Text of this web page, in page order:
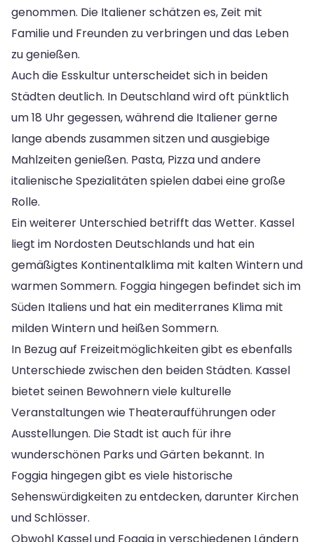
genommen. Die Italiener schätzen es, Zeit mit
Familie und Freunden zu verbringen und das Leben
zu genießen.
Auch die Esskultur unterscheidet sich in beiden
Städten deutlich. In Deutschland wird oft pünktlich
um 18 Uhr gegessen, während die Italiener gerne
lange abends zusammen sitzen und ausgiebige
Mahlzeiten genießen. Pasta, Pizza und andere
italienische Spezialitäten spielen dabei eine große
Rolle.
Ein weiterer Unterschied betrifft das Wetter. Kassel
liegt im Nordosten Deutschlands und hat ein
gemäßigtes Kontinentalklima mit kalten Wintern und
warmen Sommern. Foggia hingegen befindet sich im
Süden Italiens und hat ein mediterranes Klima mit
milden Wintern und heißen Sommern.
In Bezug auf Freizeitmöglichkeiten gibt es ebenfalls
Unterschiede zwischen den beiden Städten. Kassel
bietet seinen Bewohnern viele kulturelle
Veranstaltungen wie Theateraufführungen oder
Ausstellungen. Die Stadt ist auch für ihre
wunderschönen Parks und Gärten bekannt. In
Foggia hingegen gibt es viele historische
Sehenswürdigkeiten zu entdecken, darunter Kirchen
und Schlösser.
Obwohl Kassel und Foggia in verschiedenen Ländern